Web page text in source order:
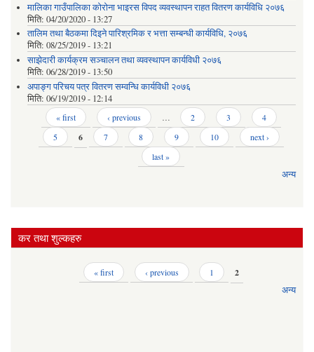
मालिका गाउँपालिका कोरोना भाइरस विपद व्यवस्थापन राहत वितरण कार्यविधि २०७६
मिति: 04/20/2020 - 13:27
तालिम तथा बैठकमा दिइने पारिश्रमिक र भत्ता सम्बन्धी कार्यविधि, २०७६
मिति: 08/25/2019 - 13:21
साझेदारी कार्यक्रम सञ्चालन तथा व्यवस्थापन कार्यविधी २०७६
मिति: 06/28/2019 - 13:50
अपाङ्ग परिचय पत्र वितरण सम्वन्धि कार्यविधी २०७६
मिति: 06/19/2019 - 12:14
Pages « first ‹ previous … 2 3
4
5
6 7 8 9 10
next ›
last »
अन्य
कर तथा शुल्कहरु
« first ‹ previous 1
2
अन्य